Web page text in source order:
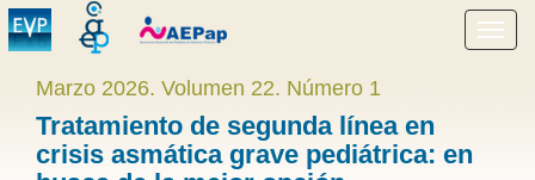
menú
Marzo 2026. Volumen 22. Número 1
Tratamiento de segunda línea en
crisis asmática grave pediátrica: en